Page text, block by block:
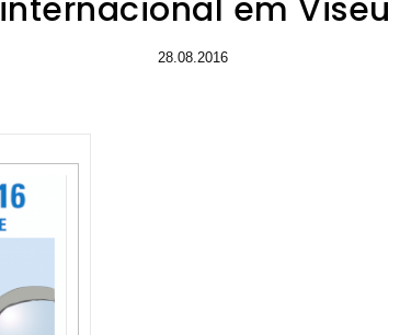
internacional em Viseu
28.08.2016